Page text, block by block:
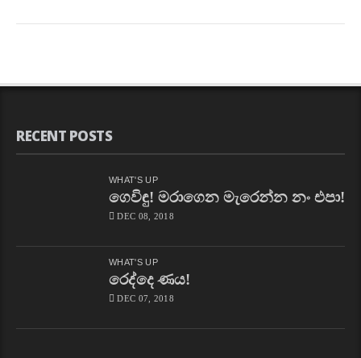
RECENT POSTS
WHAT'S UP
ගෙවිඳු! මරාගෙන මැරෙන්න නං එපා!
DEC 08, 2018
WHAT'S UP
රෙද්දෙ ණය!
DEC 07, 2018